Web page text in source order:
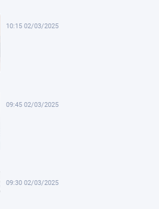
10:15 02/03/2025
09:45 02/03/2025
09:30 02/03/2025